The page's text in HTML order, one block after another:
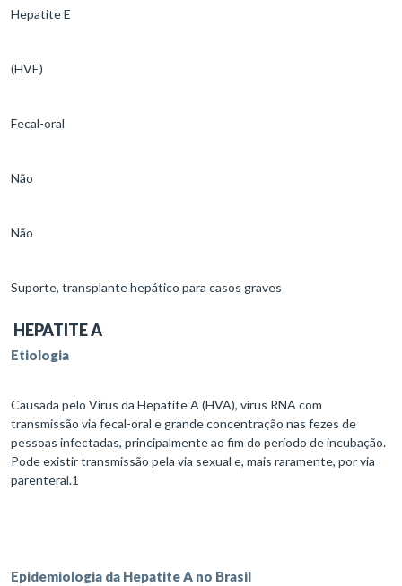
Hepatite E
(HVE)
Fecal-oral
Não
Não
Suporte, transplante hepático para casos graves
HEPATITE A
Etiologia
Causada pelo Vírus da Hepatite A (HVA), vírus RNA com
transmissão via fecal-oral e grande concentração nas fezes de
pessoas infectadas, principalmente ao fim do período de incubação.
Pode existir transmissão pela via sexual e, mais raramente, por via
parenteral.1
Epidemiologia da Hepatite A no Brasil